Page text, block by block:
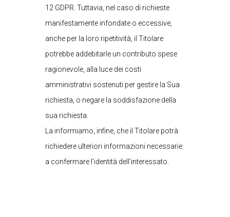
12 GDPR. Tuttavia, nel caso di richieste
manifestamente infondate o eccessive,
anche per la loro ripetitività, il Titolare
potrebbe addebitarle un contributo spese
ragionevole, alla luce dei costi
amministrativi sostenuti per gestire la Sua
richiesta, o negare la soddisfazione della
sua richiesta.
La informiamo, infine, che il Titolare potrà
richiedere ulteriori informazioni necessarie
a confermare l’identità dell’interessato.